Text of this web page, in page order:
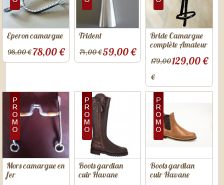
Eperon camargue
78,00 €
98,00 €
Trident
59,00 €
74,00 €
Bride Camargue
complète Amateur
129,00 €
179,00
€
Mors camargue en
fer
Boots gardian
cuir Havane
Boots gardian
cuir Havane